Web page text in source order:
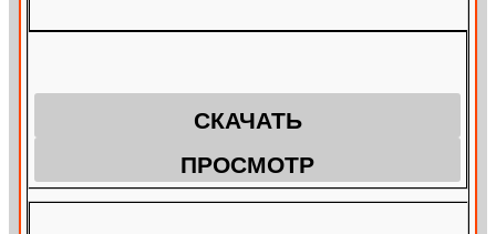
СКАЧАТЬ
ПРОСМОТР